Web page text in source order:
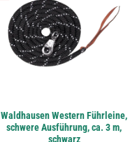
Waldhausen Western Führleine,
schwere Ausführung, ca. 3 m,
schwarz